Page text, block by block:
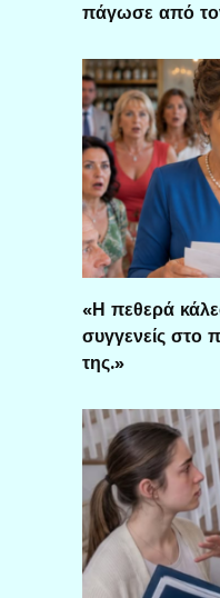
πάγωσε από
«Η πεθερά
συγγενείς στο
της.»